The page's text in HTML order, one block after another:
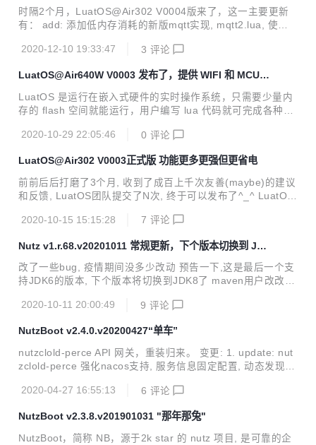
行的LuatOS engine. API调用更快捷高效, 内存更省, 逻辑更
清晰, 扩展性更好 基于Lua 5.3, 支...
时隔2个月，LuatOS@Air302 V0004版来了，这一主要更新
有： add: 添加低内存消耗的新版mqtt实现, mqtt2.lua, 使用
置方法, 详情看nbiot库的api add: json库支持设置浮点数格式
os设备跟踪服务的demo merge: 合并上游sdk v001.034.202
01120 update:ctiot默认启用UQ MODE缓存数据 fix: gpio中
断和上拉的bug fix: 在内存爆...
2020-12-10 19:33:47 3 评论
LuatOS@Air640W V0003 发布了，提供 WIFI 和 MCU
两种模式的固件
LuatOS 是运行在嵌入式硬件的实时操作系统，只需要少量内
存的 flash 空间就能运行，用户编写 lua 代码就可完成各种功
当前已支持多款NBIOT/WIFI/4G模块(介于芯片与最终产品之
板, LuatOS能跑在几块钱的板子上(比一杯咖啡/奶茶还便宜^_
^), 而且能运行得很好. ---------------------------------一条神秘
的分割线-----------------------------------------------------...
2020-10-29 22:05:46 0 评论
LuatOS@Air302 V0003正式版 功能更多更强但更省电
前前后后打磨了3个月, 收到了成百上千次友善(maybe)的建议
和反馈, LuatOS团队提交了N次, 终于可以发布了^_^ LuatOS
NB-IOT联网, 超低功耗, 价格便宜,一个锂亚电池跑几年不是事
把GPIO19设置为输出模式,上拉,初始电平为低电平(0代表低电
平,1代表高电平) local netled = gpio.setup(19, 0, gpio.PULL
UP) sys.taskInit...
2020-10-15 15:15:28 7 评论
Nutz v1.r.68.v20201011 常规更新，下个版本切换到 JD
K 8
改了一些bug, 疫情期间没多少改动 预告一下,这是最后一个支
持JDK6的版本, 下个版本将切换到JDK8了 maven用户改改版
z.cn/artifactory/libs-release/org/nutz/nutz/ 或者 码云里下载
2020-10-11 20:00:49 9 评论
NutzBoot v2.4.0.v20200427“单车”
nutzclold-perce API 网关，重装归来。 变更: 1. update: nut
zclold-perce 强化nacos支持, 服务信息固定配置, 动态发现新
3. update: jetty支持更详细的cookie控制 更新说明：https://g
2020-04-27 16:55:13 6 评论
NutzBoot v2.3.8.v201901031 "那年那兔"
NutzBoot，简称 NB，源于2k star 的 nutz 项目, 是可靠的企